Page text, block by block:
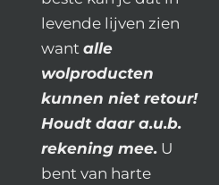
levende lijven zien
want alle
wolproducten
kunnen niet retour!
Houdt daar a.u.b.
rekening mee. U
bent van harte